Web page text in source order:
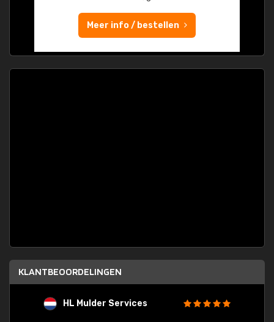
Meer info / bestellen
KLANTBEOORDELINGEN
HL Mulder Services